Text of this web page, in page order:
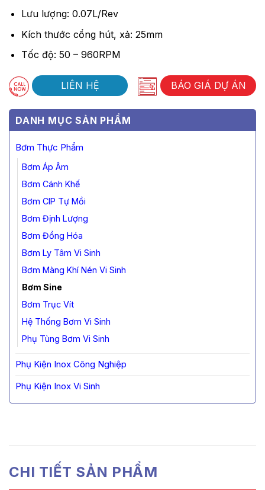
DANH MỤC SẢN PHẨM
Bơm Thực Phẩm
Bơm Áp Âm
Bơm Cánh Khế
Bơm CIP Tự Mồi
Bơm Định Lượng
Bơm Đồng Hóa
Bơm Ly Tâm Vi Sinh
Bơm Màng Khí Nén Vi Sinh
Bơm Sine
Bơm Trục Vít
Hệ Thống Bơm Vi Sinh
Phụ Tùng Bơm Vi Sinh
Phụ Kiện Inox Công Nghiệp
Phụ Kiện Inox Vi Sinh
Lưu lượng: 0.07L/Rev
Kích thước cổng hút, xả: 25mm
Tốc độ: 50 – 960RPM
LIÊN HỆ BÁO GIÁ DỰ ÁN
CHI TIẾT SẢN PHẨM